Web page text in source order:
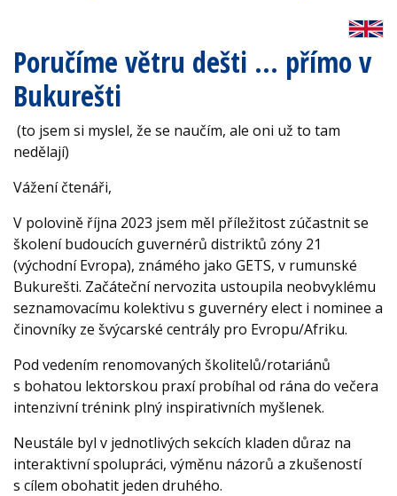
Poručíme větru dešti … přímo v
Bukurešti
(to jsem si myslel, že se naučím, ale oni už to tam
nedělají)
Vážení čtenáři,
V polovině října 2023 jsem měl příležitost zúčastnit se
školení budoucích guvernérů distriktů zóny 21
(východní Evropa), známého jako GETS, v rumunské
Bukurešti. Začáteční nervozita ustoupila neobvyklému
seznamovacímu kolektivu s guvernéry elect i nominee a
činovníky ze švýcarské centrály pro Evropu/Afriku.
Pod vedením renomovaných školitelů/rotariánů
s bohatou lektorskou praxí probíhal od rána do večera
intenzivní trénink plný inspirativních myšlenek.
Neustále byl v jednotlivých sekcích kladen důraz na
interaktivní spolupráci, výměnu názorů a zkušeností
s cílem obohatit jeden druhého.